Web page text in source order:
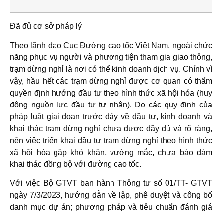
Đã đủ cơ sở pháp lý
Theo lãnh đạo Cục Đường cao tốc Việt Nam, ngoài chức
năng phục vụ người và phương tiện tham gia giao thông,
trạm dừng nghỉ là nơi có thể kinh doanh dịch vụ. Chính vì
vậy, hầu hết các trạm dừng nghỉ được cơ quan có thẩm
quyền định hướng đầu tư theo hình thức xã hội hóa (huy
động nguồn lực đầu tư tư nhân). Do các quy định của
pháp luật giai đoạn trước đây về đầu tư, kinh doanh và
khai thác trạm dừng nghỉ chưa được đầy đủ và rõ ràng,
nên việc triển khai đầu tư trạm dừng nghỉ theo hình thức
xã hội hóa gặp khó khăn, vướng mắc, chưa bảo đảm
khai thác đồng bộ với đường cao tốc.
Với việc Bộ GTVT ban hành Thông tư số 01/TT- GTVT
ngày 7/3/2023, hướng dẫn về lập, phê duyệt và công bố
danh mục dự án; phương pháp và tiêu chuẩn đánh giá